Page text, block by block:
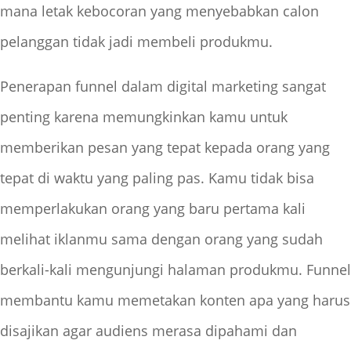
mana letak kebocoran yang menyebabkan calon
pelanggan tidak jadi membeli produkmu.
Penerapan funnel dalam digital marketing sangat
penting karena memungkinkan kamu untuk
memberikan pesan yang tepat kepada orang yang
tepat di waktu yang paling pas. Kamu tidak bisa
memperlakukan orang yang baru pertama kali
melihat iklanmu sama dengan orang yang sudah
berkali-kali mengunjungi halaman produkmu. Funnel
membantu kamu memetakan konten apa yang harus
disajikan agar audiens merasa dipahami dan